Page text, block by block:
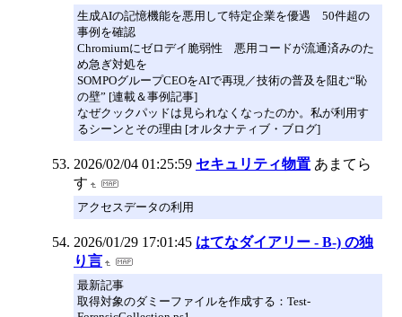
生成AIの記憶機能を悪用して特定企業を優遇 50件超の
事例を確認
Chromiumにゼロデイ脆弱性 悪用コードが流通済みのた
め急ぎ対処を
SOMPOグループCEOをAIで再現／技術の普及を阻む“恥
の壁” [連載＆事例記事]
なぜクックパッドは見られなくなったのか。私が利用す
るシーンとその理由 [オルタナティブ・ブログ]
2026/02/04 01:25:59 セキュリティ物置 あまてら
す
アクセスデータの利用
2026/01/29 17:01:45 はてなダイアリー - B-) の独
り言
最新記事
取得対象のダミーファイルを作成する：Test-